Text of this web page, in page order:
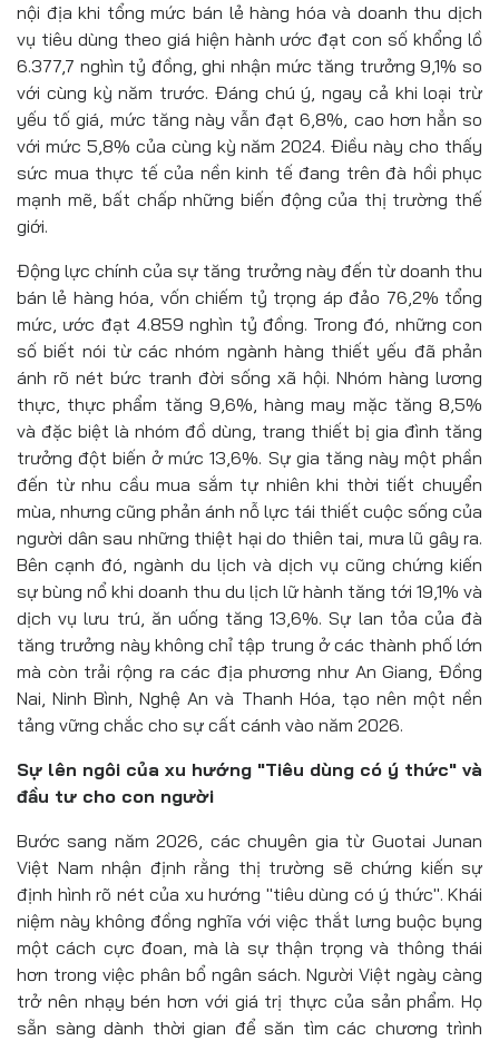
nội địa khi tổng mức bán lẻ hàng hóa và doanh thu dịch
vụ tiêu dùng theo giá hiện hành ước đạt con số khổng lồ
6.377,7 nghìn tỷ đồng, ghi nhận mức tăng trưởng 9,1% so
với cùng kỳ năm trước. Đáng chú ý, ngay cả khi loại trừ
yếu tố giá, mức tăng này vẫn đạt 6,8%, cao hơn hẳn so
với mức 5,8% của cùng kỳ năm 2024. Điều này cho thấy
sức mua thực tế của nền kinh tế đang trên đà hồi phục
mạnh mẽ, bất chấp những biến động của thị trường thế
giới.
Động lực chính của sự tăng trưởng này đến từ doanh thu
bán lẻ hàng hóa, vốn chiếm tỷ trọng áp đảo 76,2% tổng
mức, ước đạt 4.859 nghìn tỷ đồng. Trong đó, những con
số biết nói từ các nhóm ngành hàng thiết yếu đã phản
ánh rõ nét bức tranh đời sống xã hội. Nhóm hàng lương
thực, thực phẩm tăng 9,6%, hàng may mặc tăng 8,5%
và đặc biệt là nhóm đồ dùng, trang thiết bị gia đình tăng
trưởng đột biến ở mức 13,6%. Sự gia tăng này một phần
đến từ nhu cầu mua sắm tự nhiên khi thời tiết chuyển
mùa, nhưng cũng phản ánh nỗ lực tái thiết cuộc sống của
người dân sau những thiệt hại do thiên tai, mưa lũ gây ra.
Bên cạnh đó, ngành du lịch và dịch vụ cũng chứng kiến
sự bùng nổ khi doanh thu du lịch lữ hành tăng tới 19,1% và
dịch vụ lưu trú, ăn uống tăng 13,6%. Sự lan tỏa của đà
tăng trưởng này không chỉ tập trung ở các thành phố lớn
mà còn trải rộng ra các địa phương như An Giang, Đồng
Nai, Ninh Bình, Nghệ An và Thanh Hóa, tạo nên một nền
tảng vững chắc cho sự cất cánh vào năm 2026.
Sự lên ngôi của xu hướng "Tiêu dùng có ý thức" và
đầu tư cho con người
Bước sang năm 2026, các chuyên gia từ Guotai Junan
Việt Nam nhận định rằng thị trường sẽ chứng kiến sự
định hình rõ nét của xu hướng "tiêu dùng có ý thức". Khái
niệm này không đồng nghĩa với việc thắt lưng buộc bụng
một cách cực đoan, mà là sự thận trọng và thông thái
hơn trong việc phân bổ ngân sách. Người Việt ngày càng
trở nên nhạy bén hơn với giá trị thực của sản phẩm. Họ
sẵn sàng dành thời gian để săn tìm các chương trình